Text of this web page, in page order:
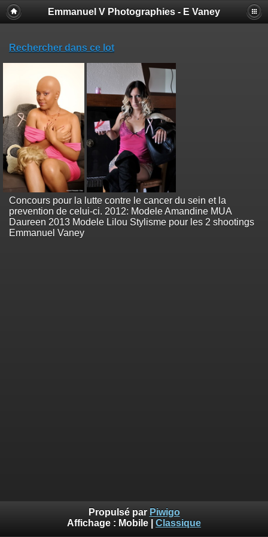
Emmanuel V Photographies - E Vaney
Rechercher dans ce lot
Concours pour la lutte contre le cancer du sein et la
prevention de celui-ci. 2012: Modele Amandine MUA
Daureen 2013 Modele Lilou Stylisme pour les 2 shootings
Emmanuel Vaney
Propulsé par Piwigo
Affichage : Mobile Classique